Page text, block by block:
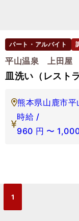
パート・アルバイト
平山温泉 上田屋
皿洗い（レスト
熊本県山鹿市
時給 /
960 円 〜
1